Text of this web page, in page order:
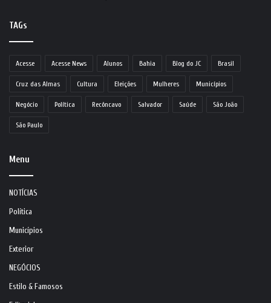
TAGs
Acesse Acesse News Alunos Bahia Blog do JC Brasil
Cruz das Almas Cultura Eleições Mulheres Municípios
Negócio Política Recôncavo Salvador Saúde São João
São Paulo
Menu
NOTÍCIAS
Política
Municípios
Exterior
NEGÓCIOS
Estilo & Famosos